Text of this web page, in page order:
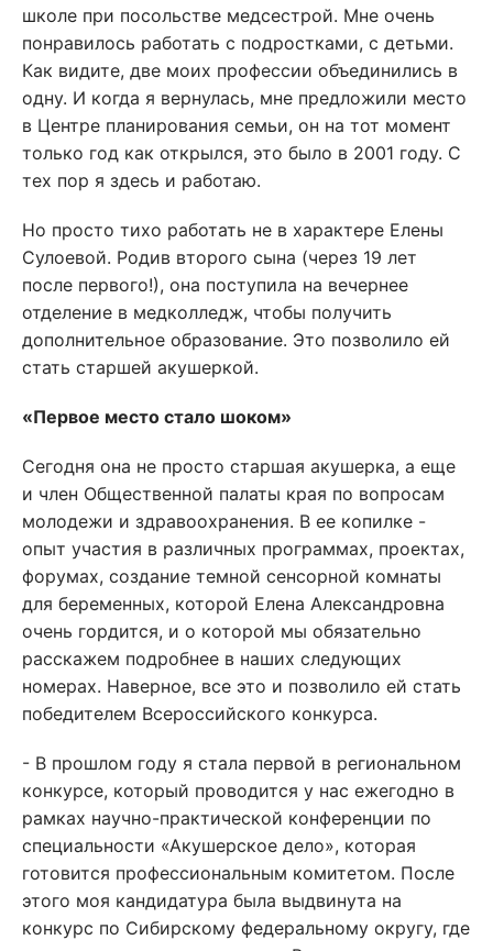
школе при посольстве медсестрой. Мне очень
понравилось работать с подростками, с детьми.
Как видите, две моих профессии объединились в
одну. И когда я вернулась, мне предложили место
в Центре планирования семьи, он на тот момент
только год как открылся, это было в 2001 году. С
тех пор я здесь и работаю.
Но просто тихо работать не в характере Елены
Сулоевой. Родив второго сына (через 19 лет
после первого!), она поступила на вечернее
отделение в медколледж, чтобы получить
дополнительное образование. Это позволило ей
стать старшей акушеркой.
«Первое место стало шоком»
Сегодня она не просто старшая акушерка, а еще
и член Общественной палаты края по вопросам
молодежи и здравоохранения. В ее копилке -
опыт участия в различных программах, проектах,
форумах, создание темной сенсорной комнаты
для беременных, которой Елена Александровна
очень гордится, и о которой мы обязательно
расскажем подробнее в наших следующих
номерах. Наверное, все это и позволило ей стать
победителем Всероссийского конкурса.
- В прошлом году я стала первой в региональном
конкурсе, который проводится у нас ежегодно в
рамках научно-практической конференции по
специальности «Акушерское дело», которая
готовится профессиональным комитетом. После
этого моя кандидатура была выдвинута на
конкурс по Сибирскому федеральному округу, где